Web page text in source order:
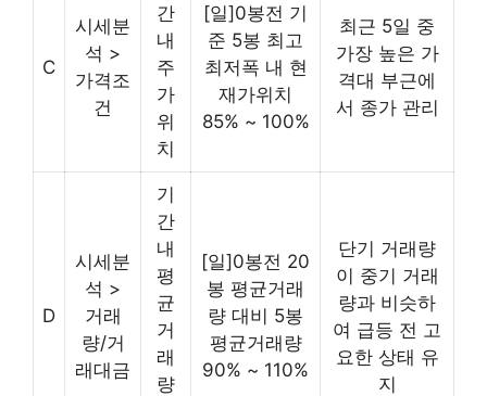
C
시세분
석 >
가격조
건
간
내
주
가
위
치
[일]0봉전 기
준 5봉 최고
최저폭 내 현
재가위치
85% ~ 100%
최근 5일 중
가장 높은 가
격대 부근에
서 종가 관리
D
시세분
석 >
거래
량/거
래대금
기
간
내
평
균
거
래
량
[일]0봉전 20
봉 평균거래
량 대비 5봉
평균거래량
90% ~ 110%
단기 거래량
이 중기 거래
량과 비슷하
여 급등 전 고
요한 상태 유
지